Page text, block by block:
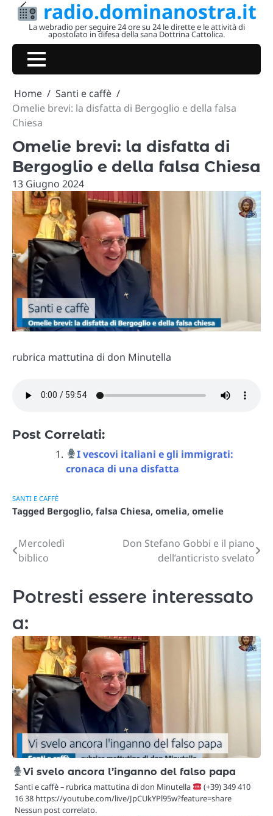
Skip
radio.dominanostra.it
La webradio per seguire 24 ore su 24 le dirette e le attività di
apostolato in difesa della sana Dottrina Cattolica.
Home
Santi e caffè
Omelie brevi: la disfatta di Bergoglio e della falsa
Chiesa
Omelie brevi: la disfatta di
Bergoglio e della falsa Chiesa
13 Giugno 2024
rubrica mattutina di don Minutella
Post Correlati:
I vescovi italiani e gli immigrati:
cronaca di una disfatta
SANTI E CAFFÈ
Tagged Bergoglio, falsa Chiesa, omelia, omelie
Navigazione
Mercoledì
biblico
Don Stefano Gobbi e il piano
dell’anticristo svelato
Potresti essere interessato
a:
Vi svelo ancora l’inganno del falso papa
Santi e caffè – rubrica mattutina di don Minutella
(+39) 349 410
16 38 https://youtube.com/live/JpCUkYPl95w?feature=share
Nessun post correlato.